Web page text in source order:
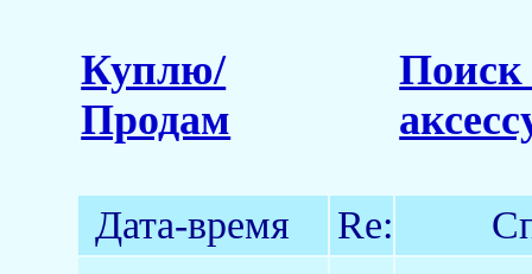
Куплю/
Продам
Поиск
Дата-время Re: